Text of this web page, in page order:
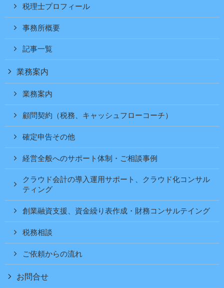
税理士プロフィール
事務所概要
記事一覧
業務案内
業務案内
顧問契約（税務、キャッシュフローコーチ）
確定申告その他
経営全般へのサポート体制・ご相談事例
クラウド会計の導入運用サポート、クラウド化コンサル
ティング
創業融資支援、資金繰り表作成・財務コンサルテイング
税務相談
ご依頼からの流れ
お問合せ